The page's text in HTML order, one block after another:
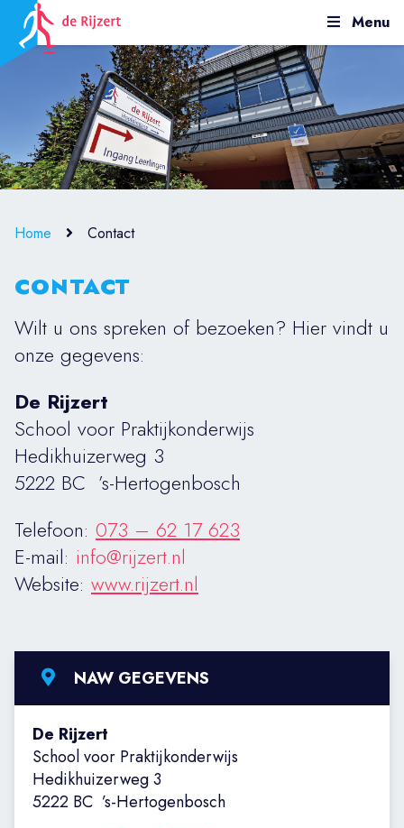
Menu
Home Contact
CONTACT
Wilt u ons spreken of bezoeken? Hier vindt u
onze gegevens:
De Rijzert
School voor Praktijkonderwijs
Hedikhuizerweg 3
5222 BC ’s-Hertogenbosch
Telefoon: 073 – 62 17 623
E-mail: info@rijzert.nl
Website: www.rijzert.nl
NAW GEGEVENS
De Rijzert
School voor Praktijkonderwijs
Hedikhuizerweg 3
5222 BC ’s-Hertogenbosch